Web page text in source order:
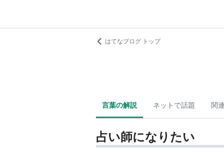
はてなブログ トップ
言葉の解説 ネットで話題 関
占い師になりたい